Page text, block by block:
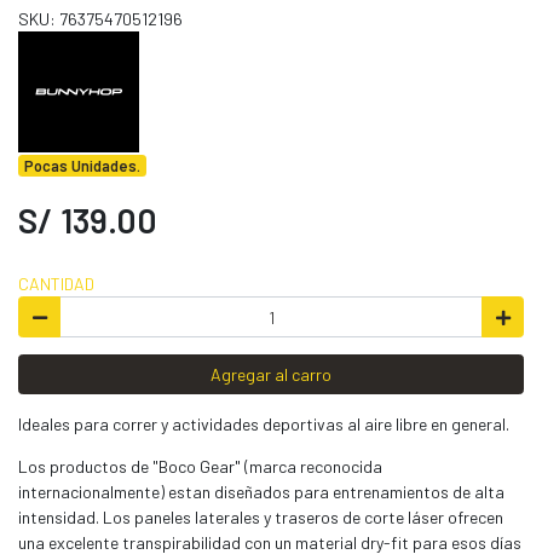
SKU: 76375470512196
Pocas Unidades.
S/ 139.00
CANTIDAD
Agregar al carro
Ideales para correr y actividades deportivas al aire libre en general.
Los productos de "Boco Gear" (marca reconocida
internacionalmente) estan diseñados para entrenamientos de alta
intensidad. Los paneles laterales y traseros de corte láser ofrecen
una excelente transpirabilidad con un material dry-fit para esos días